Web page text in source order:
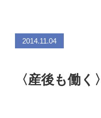
2014.11.04
〈産後も働